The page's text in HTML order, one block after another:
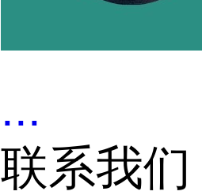
...
联系我们